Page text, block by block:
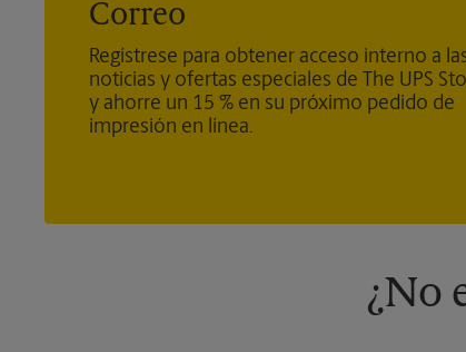
Correo
Regístrese para obtener acceso interno a
noticias y ofertas especiales de The UPS
y ahorre un 15 % en su próximo pedido de
impresión en línea.
¿No